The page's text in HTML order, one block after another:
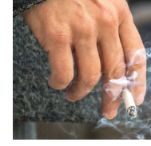
pomagala pri težavah z
začela razvijati kreme
že na številnih
Avstralijo.